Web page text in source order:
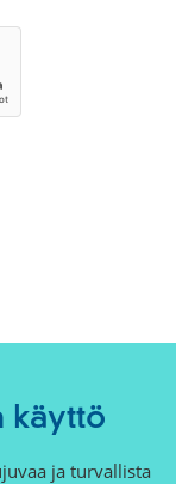
käyttö
ja turvallista